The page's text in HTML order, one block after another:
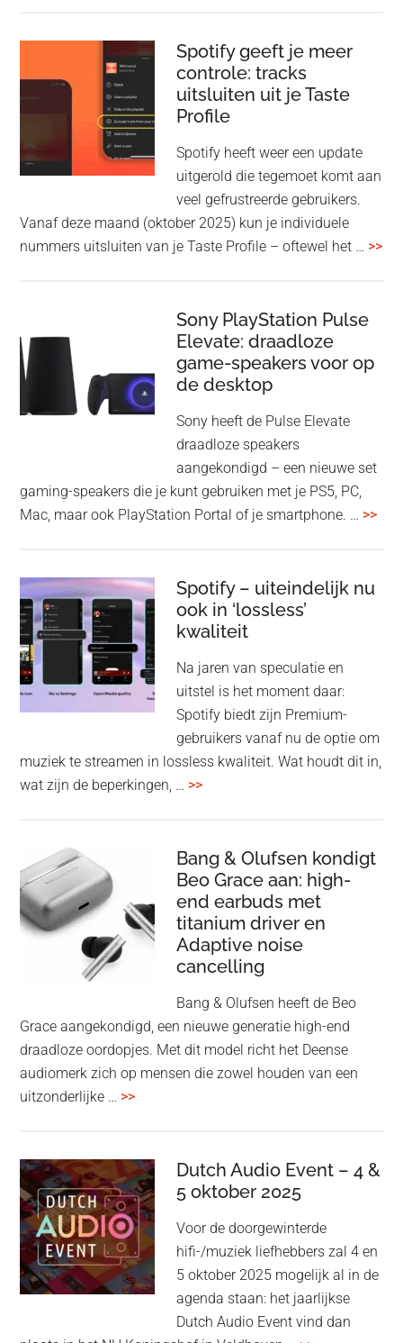
sharing
WF-
en
1000XM6
nieuwe
Spotify geeft je meer
controle: tracks
uitsluiten uit je Taste
Profile
Spotify heeft weer een update
uitgerold die tegemoet komt aan
veel gefrustreerde gebruikers.
Vanaf deze maand (oktober 2025) kun je individuele
nummers uitsluiten van je Taste Profile – oftewel het … >>
Sony PlayStation Pulse
Elevate: draadloze
game-speakers voor op
de desktop
Sony heeft de Pulse Elevate
draadloze speakers
aangekondigd – een nieuwe set
gaming-speakers die je kunt gebruiken met je PS5, PC,
Mac, maar ook PlayStation Portal of je smartphone. … >>
Spotify – uiteindelijk nu
ook in ‘lossless’
kwaliteit
Na jaren van speculatie en
uitstel is het moment daar:
Spotify biedt zijn Premium-
gebruikers vanaf nu de optie om
muziek te streamen in lossless kwaliteit. Wat houdt dit in,
wat zijn de beperkingen, … >>overSpotify
nu
ook
in
‘lossless’
kwaliteit
Bang & Olufsen kondigt
Beo Grace aan: high-
end earbuds met
titanium driver en
Adaptive noise
cancelling
Bang & Olufsen heeft de Beo
Grace aangekondigd, een nieuwe generatie high-end
draadloze oordopjes. Met dit model richt het Deense
audiomerk zich op mensen die zowel houden van een
uitzonderlijke … >>overBang
kondigt
Beo
Grace
aan:
high-
end
earbuds
Dutch Audio Event – 4 &
5 oktober 2025
Voor de doorgewinterde
hifi-/muziek liefhebbers zal 4 en
5 oktober 2025 mogelijk al in de
agenda staan: het jaarlijkse
Dutch Audio Event vind dan